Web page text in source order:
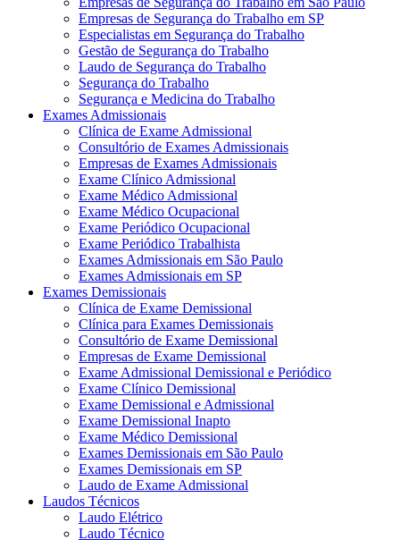
Empresas de Segurança do Trabalho em SP
Especialistas em Segurança do Trabalho
Gestão de Segurança do Trabalho
Laudo de Segurança do Trabalho
Segurança do Trabalho
Segurança e Medicina do Trabalho
Exames Admissionais
Clínica de Exame Admissional
Consultório de Exames Admissionais
Empresas de Exames Admissionais
Exame Clínico Admissional
Exame Médico Admissional
Exame Médico Ocupacional
Exame Periódico Ocupacional
Exame Periódico Trabalhista
Exames Admissionais em São Paulo
Exames Admissionais em SP
Exames Demissionais
Clínica de Exame Demissional
Clínica para Exames Demissionais
Consultório de Exame Demissional
Empresas de Exame Demissional
Exame Admissional Demissional e Periódico
Exame Clínico Demissional
Exame Demissional e Admissional
Exame Demissional Inapto
Exame Médico Demissional
Exames Demissionais em São Paulo
Exames Demissionais em SP
Laudo de Exame Admissional
Laudos Técnicos
Laudo Elétrico
Laudo Técnico